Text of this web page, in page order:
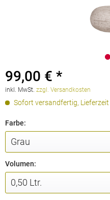
99,00 € *
inkl. MwSt. zzgl. Versandkosten
Sofort versandfertig,
Farbe:
Volumen: